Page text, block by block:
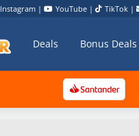
Instagram | YouTube | TikTok |
Deals Bonus Deals